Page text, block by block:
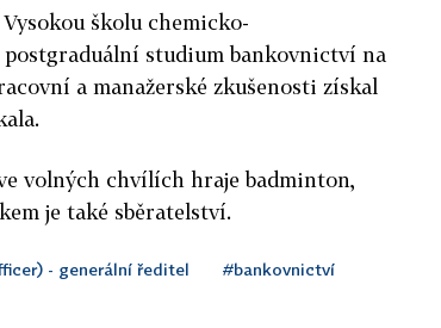
školu chemicko-
studium bankovnictví na
a manažerské zkušenosti získal
volných chvílích hraje badminton,
je také sběratelství.
- generální ředitel #bankovnictví